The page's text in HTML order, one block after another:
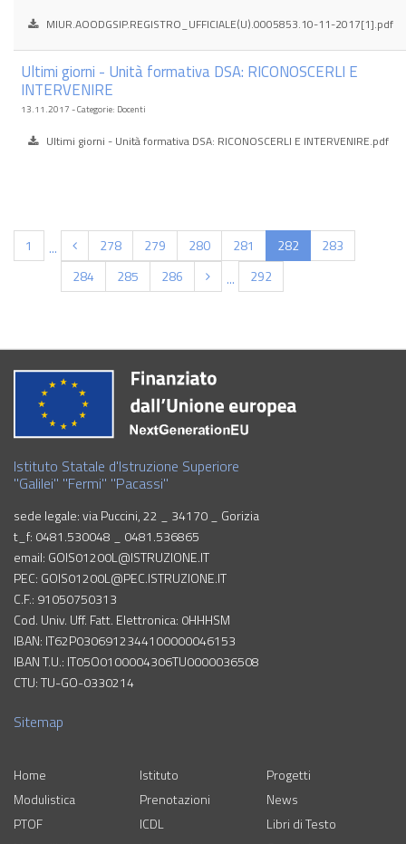
MIUR.AOODGSIP.REGISTRO_UFFICIALE(U).0005853.10-11-2017[1].pdf
Ultimi giorni - Unità formativa DSA: RICONOSCERLI E
INTERVENIRE
13.11.2017 - Categorie: Docenti
Ultimi giorni - Unità formativa DSA: RICONOSCERLI E INTERVENIRE.pdf
1 ... 278 279 280 281 282 (current)
283
284
285 286 ... 292
Istituto Statale d'Istruzione Superiore
"Galilei" "Fermi" "Pacassi"
sede legale: via Puccini, 22 _ 34170 _ Gorizia
t_f: 0481.530048 _ 0481.536865
email: GOIS01200L@ISTRUZIONE.IT
PEC: GOIS01200L@PEC.ISTRUZIONE.IT
C.F.: 91050750313
Cod. Univ. Uff. Fatt. Elettronica: 0HHHSM
IBAN: IT62P0306912344100000046153
IBAN T.U.: IT05O0100004306TU0000036508
CTU: TU-GO-0330214
Sitemap
Home Istituto
Progetti
Modulistica
Prenotazioni
News
PTOF
ICDL
Libri di Testo